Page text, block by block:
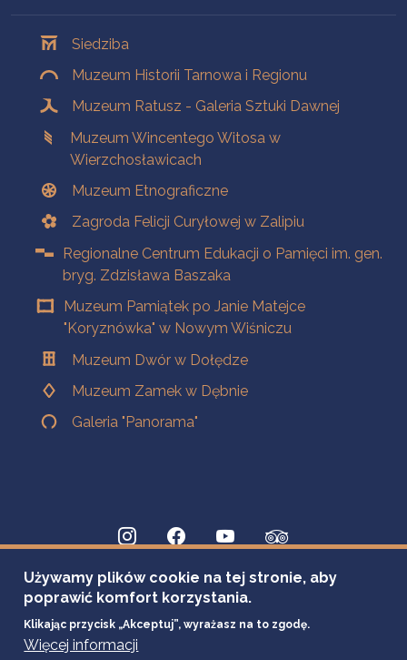
Siedziba
Muzeum Historii Tarnowa i Regionu
Muzeum Ratusz - Galeria Sztuki Dawnej
Muzeum Wincentego Witosa w
Wierzchosławicach
Muzeum Etnograficzne
Zagroda Felicji Curyłowej w Zalipiu
Regionalne Centrum Edukacji o Pamięci im. gen.
bryg. Zdzisława Baszaka
Muzeum Pamiątek po Janie Matejce
"Koryznówka" w Nowym Wiśniczu
Muzeum Dwór w Dołędze
Muzeum Zamek w Dębnie
Galeria "Panorama"
Używamy plików cookie na tej stronie, aby
poprawić komfort korzystania.
Klikając przycisk „Akceptuj”, wyrażasz na to zgodę.
Więcej informacji